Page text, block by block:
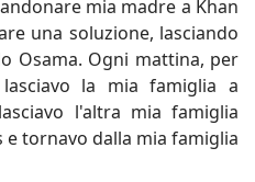
mia madre a Khan
una soluzione, lasciando
Osama. Ogni mattina, per
la mia famiglia a
l'altra mia famiglia
e tornavo dalla mia famiglia